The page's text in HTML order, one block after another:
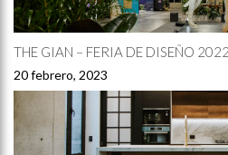
THE GIAN – FERIA DE DISEÑO 2022
20 febrero, 2023